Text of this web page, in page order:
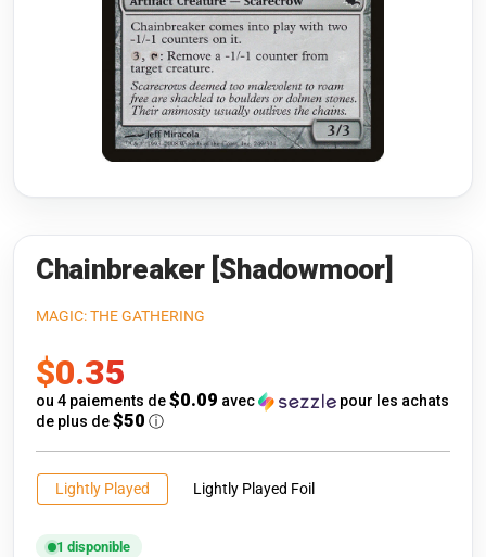
Riftbound: League of Legends
Flesh and Blood
Pokémon
One Piece
Gundam Card Game
Warlord: Saga of the Storm
Neopets Battledome
Accessoires
Chainbreaker [Shadowmoor]
MAGIC: THE GATHERING
Prix
de
vente
$0.35
ou 4 paiements de$0.09 avec
pour les achats
de plus de$50 ⓘ
Lightly Played Lightly Played Foil
1 disponible